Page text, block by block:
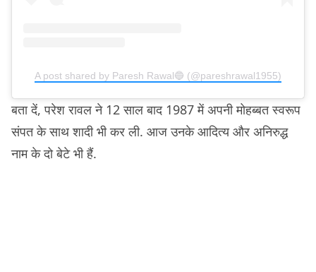
A post shared by Paresh Rawal🔵 (@pareshrawal1955)
बता दें, परेश रावल ने 12 साल बाद 1987 में अपनी मोहब्बत स्वरूप
संपत के साथ शादी भी कर ली. आज उनके आदित्य और अनिरुद्ध
नाम के दो बेटे भी हैं.